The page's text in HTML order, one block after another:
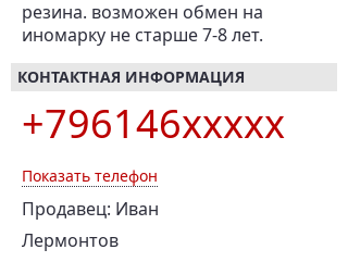
резина. возможен обмен на
иномарку не старше 7-8 лет.
КОНТАКТНАЯ ИНФОРМАЦИЯ
+796146xxxxx
Показать телефон
Продавец: Иван
Лермонтов